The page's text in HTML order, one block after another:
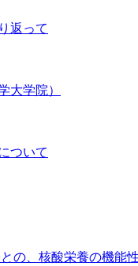
返って
大学院）
ついて
の、核酸栄養の機能